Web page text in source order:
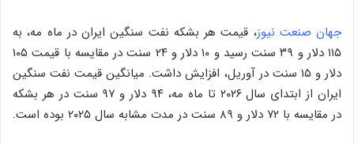
جهان صنعت نیوز، قیمت هر بشکه نفت سنگین ایران در ماه مه، به
۱۱۵ دلار و ۳۹ سنت رسید و ۱۰ دلار و ۲۴ سنت در مقایسه با قیمت ۱۰۵
دلار و ۱۵ سنت در آوریل، افزایش داشت. میانگین قیمت نفت سنگین
ایران از ابتدای سال ۲۰۲۶ تا ماه مه، ۹۴ دلار و ۹۷ سنت در هر بشکه
در مقایسه با ۷۲ دلار و ۸۹ سنت در مدت مشابه سال ۲۰۲۵ بوده است.